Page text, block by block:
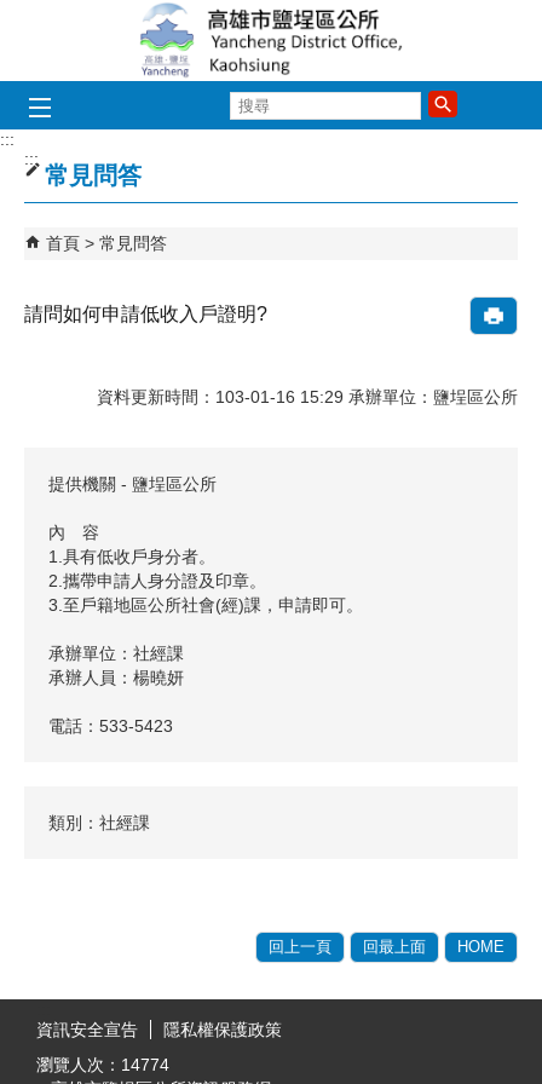
跳到主要內容區塊
尋
:::
:::
常見問答
首頁 常見問答
請問如何申請低收入戶證明?
資料更新時間：103-01-16 15:29 承辦單位：鹽埕區公所
提供機關 - 鹽埕區公所
內 容
1.具有低收戶身分者。
2.攜帶申請人身分證及印章。
3.至戶籍地區公所社會(經)課，申請即可。
承辦單位：社經課
承辦人員：楊曉妍
電話：533-5423
類別：社經課
回上一頁 回最上面 HOME
資訊安全宣告
隱私權保護政策
瀏覽人次： 14774